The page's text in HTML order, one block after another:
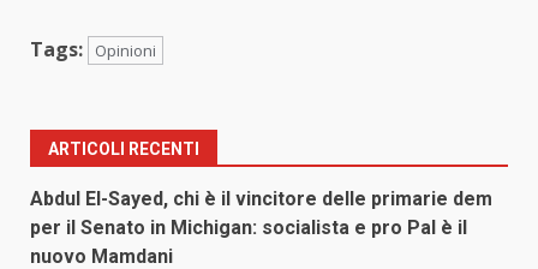
Tags: Opinioni
ARTICOLI RECENTI
Abdul El-Sayed, chi è il vincitore delle primarie dem
per il Senato in Michigan: socialista e pro Pal è il
nuovo Mamdani